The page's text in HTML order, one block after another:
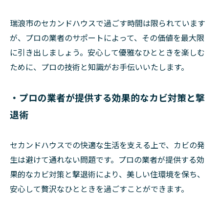
瑞浪市のセカンドハウスで過ごす時間は限られています
が、プロの業者のサポートによって、その価値を最大限
に引き出しましょう。安心して優雅なひとときを楽しむ
ために、プロの技術と知識がお手伝いいたします。
・プロの業者が提供する効果的なカビ対策と撃
退術
セカンドハウスでの快適な生活を支える上で、カビの発
生は避けて通れない問題です。プロの業者が提供する効
果的なカビ対策と撃退術により、美しい住環境を保ち、
安心して贅沢なひとときを過ごすことができます。